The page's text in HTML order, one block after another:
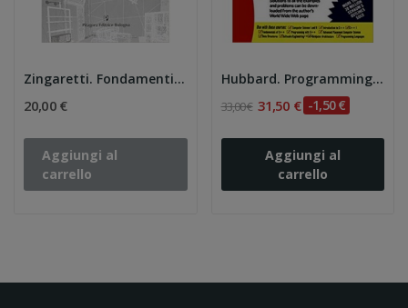
Zingaretti. Fondamenti di computer graphics
20,00 €
Aggiungi al
carrello
Hubbard. Programming in C++ (Schaum's)
33,00 € 31,50 € -1,50 €
Aggiungi al
carrello